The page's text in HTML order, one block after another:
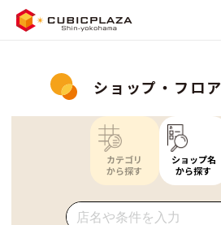
ショップ・フロ
カテゴリ
から探す
ショップ名
から探す